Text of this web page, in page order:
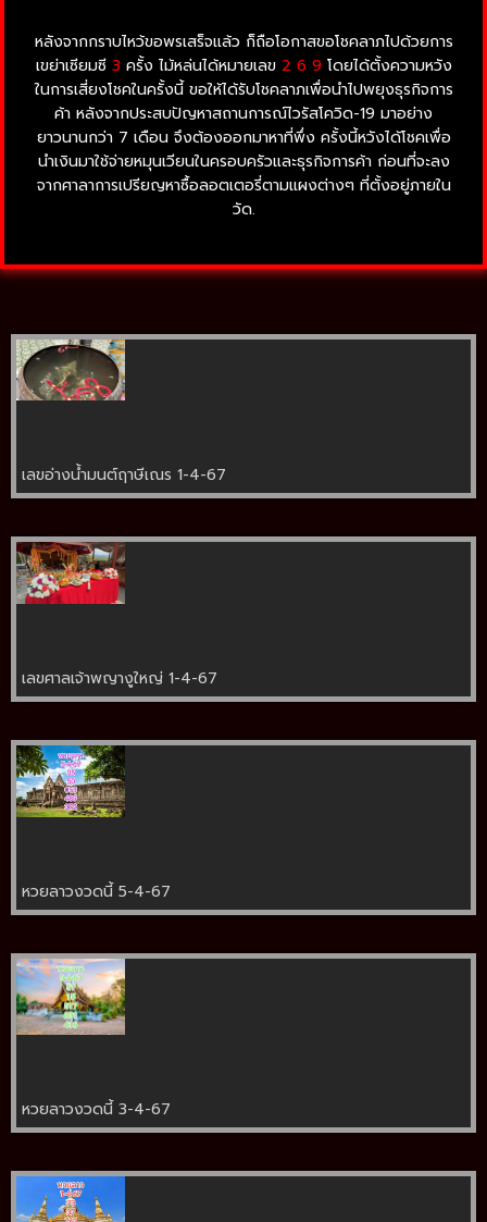
หลังจากกราบไหว้ขอพรเสร็จแล้ว ก็ถือโอกาสขอโชคลาภไปด้วยการ
เขย่าเซียมซี3 ครั้ง ไม้หล่นได้หมายเลข 2 6 9โดยได้ตั้งความหวัง
ในการเสี่ยงโชคในครั้งนี้ ขอให้ได้รับโชคลาภเพื่อนำไปพยุงธุรกิจการ
ค้า หลังจากประสบปัญหาสถานการณ์ไวรัสโควิด-19 มาอย่าง
ยาวนานกว่า 7 เดือน จึงต้องออกมาหาที่พึ่ง ครั้งนี้หวังได้โชคเพื่อ
นำเงินมาใช้จ่ายหมุนเวียนในครอบครัวและธุรกิจการค้า ก่อนที่จะลง
จากศาลาการเปรียญหาซื้อลอตเตอรี่ตามแผงต่างๆ ที่ตั้งอยู่ภายใน
วัด.
เลขอ่างน้ำมนต์ฤาษีเณร 1-4-67
เลขศาลเจ้าพญางูใหญ่ 1-4-67
หวยลาวงวดนี้ 5-4-67
หวยลาวงวดนี้ 3-4-67